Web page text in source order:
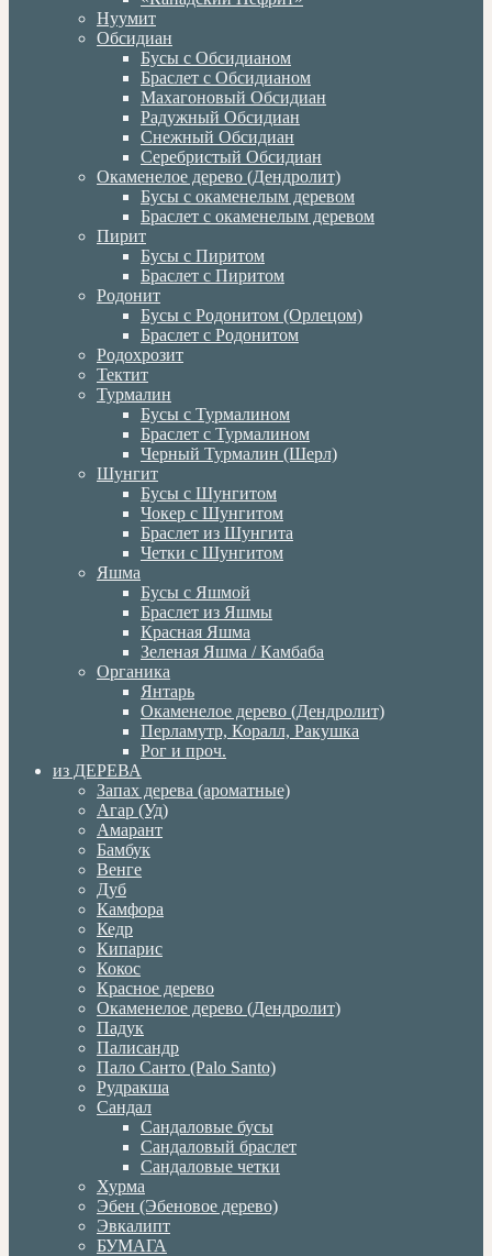
Нуумит
Обсидиан
Бусы с Обсидианом
Браслет с Обсидианом
Махагоновый Обсидиан
Радужный Обсидиан
Снежный Обсидиан
Серебристый Обсидиан
Окаменелое дерево (Дендролит)
Бусы с окаменелым деревом
Браслет с окаменелым деревом
Пирит
Бусы с Пиритом
Браслет с Пиритом
Родонит
Бусы с Родонитом (Орлецом)
Браслет с Родонитом
Родохрозит
Тектит
Турмалин
Бусы с Турмалином
Браслет с Турмалином
Черный Турмалин (Шерл)
Шунгит
Бусы с Шунгитом
Чокер с Шунгитом
Браслет из Шунгита
Четки с Шунгитом
Яшма
Бусы с Яшмой
Браслет из Яшмы
Красная Яшма
Зеленая Яшма / Камбаба
Органика
Янтарь
Окаменелое дерево (Дендролит)
Перламутр, Коралл, Ракушка
Рог и проч.
из ДЕРЕВА
Запах дерева (ароматные)
Агар (Уд)
Амарант
Бамбук
Венге
Дуб
Камфора
Кедр
Кипарис
Кокос
Красное дерево
Окаменелое дерево (Дендролит)
Падук
Палисандр
Пало Санто (Palo Santo)
Рудракша
Сандал
Сандаловые бусы
Сандаловый браслет
Сандаловые четки
Хурма
Эбен (Эбеновое дерево)
Эвкалипт
БУМАГА